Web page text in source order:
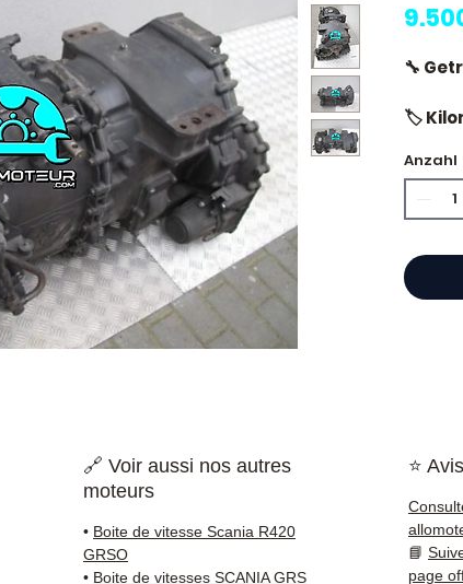
🔧
🏷️
?
✅
und
Anzahl
🔗 Voir aussi nos autres
moteurs
• Boite de vitesse Scania R420
GRSO
• Boite de vitesses SCANIA GRS
⭐
📘
page